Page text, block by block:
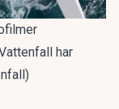
har